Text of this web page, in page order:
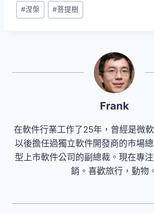
Post
Tags:
#涅槃 #菩提樹
Frank
在軟件行業工作了25年，曾經是微
以後擔任過獨立軟件開發商的市場
型上市軟件公司的副總裁。現在專
銷。喜歡旅行，動物。